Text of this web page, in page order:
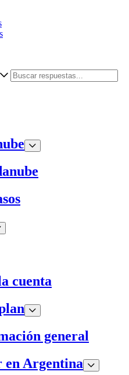
cuenta
general
en Argentina